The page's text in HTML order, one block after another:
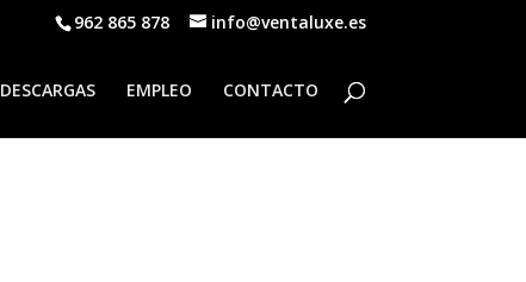
962 865 878 info@ventaluxe.es
DESCARGAS EMPLEO CONTACTO